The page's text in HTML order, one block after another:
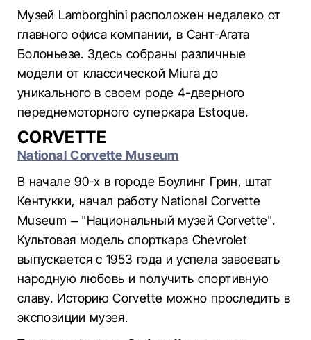
Музей Lamborghini расположен недалеко от
главного офиса компании, в Сант-Агата
Болоньезе. Здесь собраны различные
модели от классической Miura до
уникального в своем роде 4-дверного
переднемоторного суперкара Estoque.
CORVETTE
National Corvette Museum
В начале 90-х в городе Боулинг Грин, штат
Кентукки, начал работу National Corvette
Museum – "Национальный музей Corvette".
Культовая модель спорткара Chevrolet
выпускается с 1953 года и успела завоевать
народную любовь и получить спортивную
славу. Историю Corvette можно проследить в
экспозиции музея.